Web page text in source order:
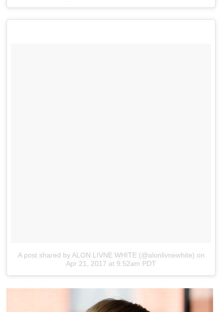
A post shared by ALON LIVNE WHITE (@alonlivnewhite) on
Apr 21, 2017 at 9:52am PDT